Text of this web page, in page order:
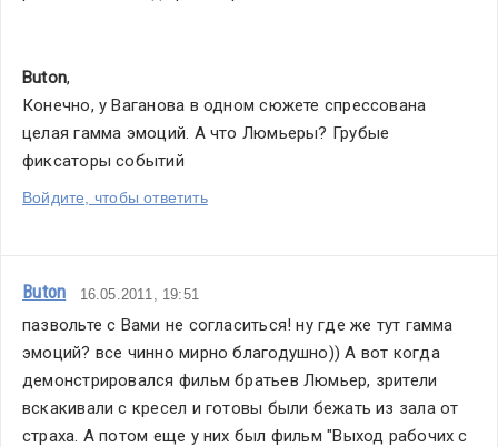
Buton,
Конечно, у Ваганова в одном сюжете спрессована
целая гамма эмоций. А что Люмьеры? Грубые
фиксаторы событий
Войдите, чтобы ответить
Buton 16.05.2011, 19:51
пазвольте с Вами не согласиться! ну где же тут гамма
эмоций? все чинно мирно благодушно)) А вот когда
демонстрировался фильм братьев Люмьер, зрители
вскакивали с кресел и готовы были бежать из зала от
страха. А потом еще у них был фильм "Выход рабочих с